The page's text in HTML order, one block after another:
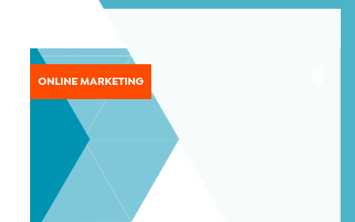
ONLINE MARKETING